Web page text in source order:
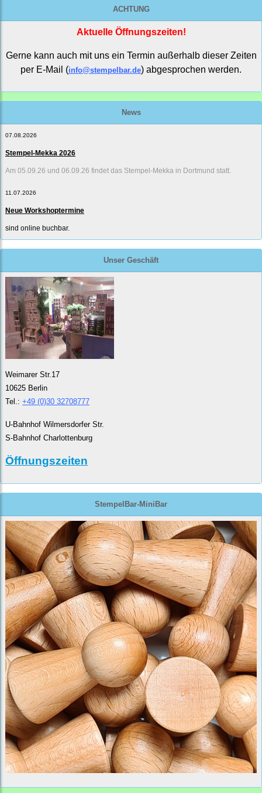
ACHTUNG
Aktuelle Öffnungszeiten!
Gerne kann auch mit uns ein Termin außerhalb dieser Zeiten
per E-Mail (info@stempelbar.de) abgesprochen werden.
News
07.08.2026
Stempel-Mekka 2026
Am 05.09.26 und 06.09.26 findet das Stempel-Mekka in Dortmund statt.
11.07.2026
Neue Workshoptermine
sind online buchbar.
Unser Geschäft
Weimarer Str.17
10625 Berlin
Tel.: +49 (0)30 32708777
U-Bahnhof Wilmersdorfer Str.
S-Bahnhof Charlottenburg
Öffnungszeiten
StempelBar-MiniBar